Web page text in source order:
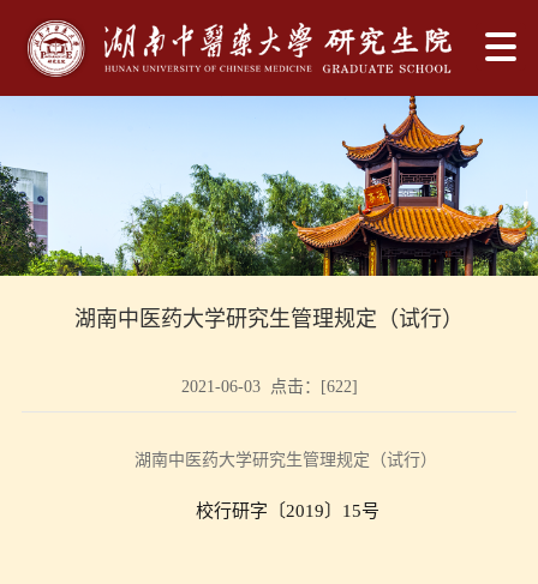
湖南中医药大学研究生管理规定（试行）
2021-06-03 点击：[622]
湖南中医药大学研究生管理规定（试行）
校行研字〔 2019 15号